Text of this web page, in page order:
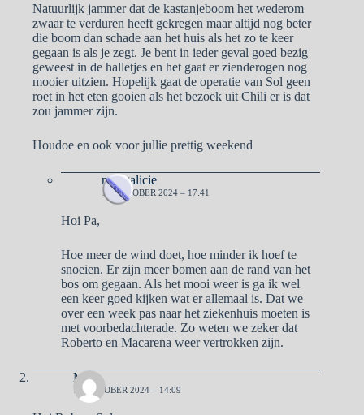
Natuurlijk jammer dat de kastanjeboom het wederom
zwaar te verduren heeft gekregen maar altijd nog beter
die boom dan schade aan het huis als het zo te keer
gegaan is als je zegt. Je bent in ieder geval goed bezig
geweest in de halletjes en het gaat er zienderogen nog
mooier uitzien. Hopelijk gaat de operatie van Sol geen
roet in het eten gooien als het bezoek uit Chili er is dat
zou jammer zijn.
Houdoe en ook voor jullie prettig weekend
naargalicie
11 OKTOBER 2024 – 17:41
Hoi Pa,
Hoe meer de wind doet, hoe minder ik hoef te
snoeien. Er zijn meer bomen aan de rand van het
bos om gegaan. Als het mooi weer is ga ik wel
een keer goed kijken wat er allemaal is. Dat we
over een week pas naar het ziekenhuis moeten is
met voorbedachterade. Zo weten we zeker dat
Roberto en Macarena weer vertrokken zijn.
Ma
11 OKTOBER 2024 – 14:09